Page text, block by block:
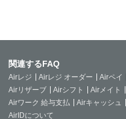
関連するFAQ
Airレジ Airレジ オーダー Airペイ
Airリザーブ
Airシフト Airメイト
Airワーク 給与支払
Airキャッシュ
AirIDについて